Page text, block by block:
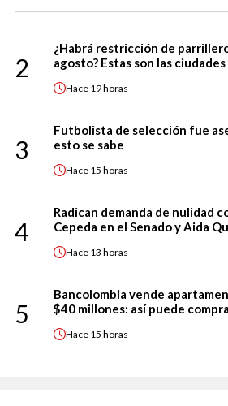
2
¿Habrá restricción de
agosto? Estas son las
Hace 19 horas
3
Futbolista de selección fue
esto se sabe
Hace 15 horas
4
Radican demanda de nulidad
Cepeda en el Senado y Aida
Hace 13 horas
5
Bancolombia vende
$40 millones: así puede
Hace 15 horas